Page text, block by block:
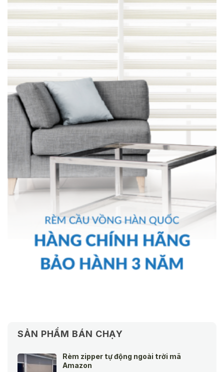
SẢN PHẨM BÁN CHẠY
Rèm zipper tự động ngoài trời mã
Amazon